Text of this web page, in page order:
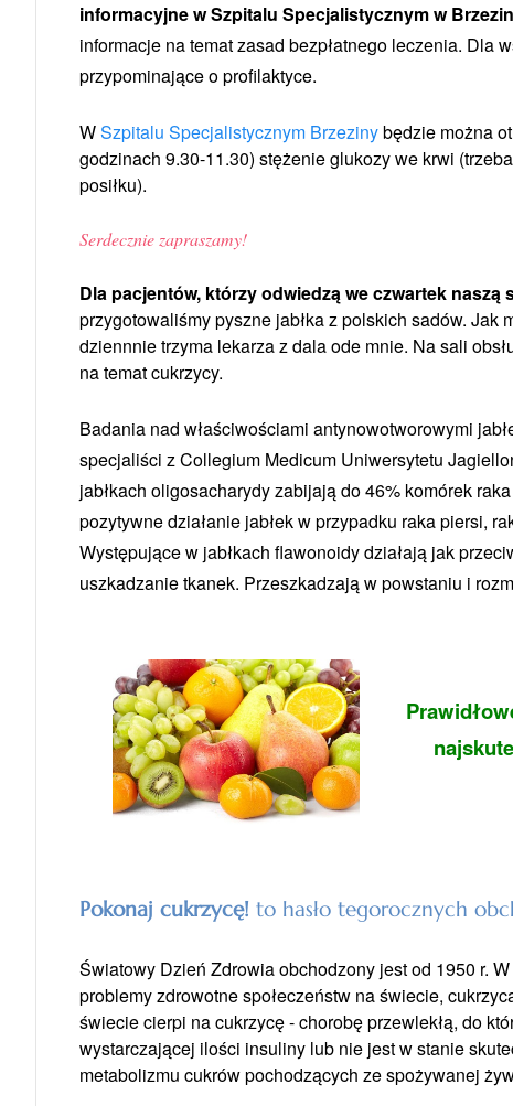
informacyjne w Szpitalu Specjalistycznym w
informacje na temat zasad bezpłatnego leczenia. Dla
przypominające o profilaktyce.
WSzpitalu Specjalistycznym Brzezinybędzie można
godzinach 9.30-11.30) stężenie glukozy we krwi
posiłku).
Serdecznie zapraszamy!
Dla pacjentów, którzy odwiedzą we czwartek
przygotowaliśmy pyszne jabłka z polskich sadów. Jak
dziennnie trzyma lekarza z dala ode mnie. Na sali
na temat cukrzycy.
Badania nad właściwościami antynowotworowymi
specjaliści z Collegium Medicum Uniwersytetu
jabłkach oligosacharydy zabijają do 46% komórek
pozytywne działanie jabłek w przypadku raka piersi,
Występujące w jabłkach flawonoidy działają jak
uszkadzanie tkanek. Przeszkadzają w powstaniu i
Pokonaj cukrzycę! to hasło tegorocznych
Światowy Dzień Zdrowia obchodzony jest od 1950 r.
problemy zdrowotne społeczeństw na świecie,
świecie cierpi na cukrzycę - chorobę przewlekłą, do
wystarczającej ilości insuliny lub nie jest w stanie
metabolizmu cukrów pochodzących ze spożywanej